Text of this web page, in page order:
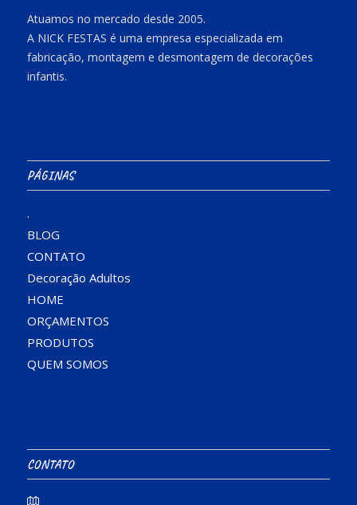
Atuamos no mercado desde 2005.
A NICK FESTAS é uma empresa especializada em
fabricação, montagem e desmontagem de decorações
infantis.
PÁGINAS
.
BLOG
CONTATO
Decoração Adultos
HOME
ORÇAMENTOS
PRODUTOS
QUEM SOMOS
CONTATO